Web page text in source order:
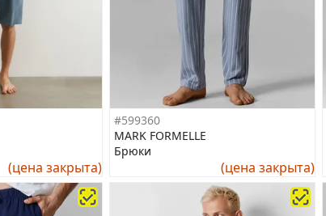
(цена закрыта)
#599360
MARK FORMELLE
Брюки
(цена закрыта)